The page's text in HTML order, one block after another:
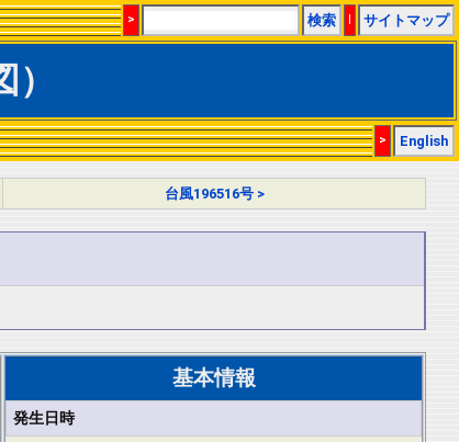
> 検索 | サイトマップ
> English
台風196516号 >
基本情報
発生日時